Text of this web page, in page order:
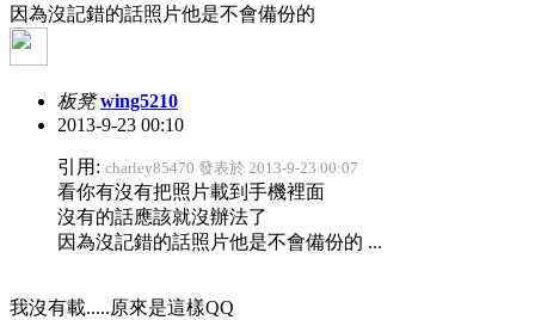
因為沒記錯的話照片他是不會備份的
板凳 wing5210
2013-9-23 00:10
引用: charley85470 發表於 2013-9-23 00:07
看你有沒有把照片載到手機裡面
沒有的話應該就沒辦法了
因為沒記錯的話照片他是不會備份的 ...
我沒有載.....原來是這樣QQ